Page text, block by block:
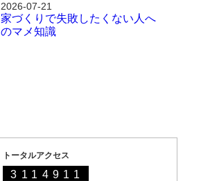
2026-07-21
家づくりで失敗したくない人へ
のマメ知識
トータルアクセス
3114911